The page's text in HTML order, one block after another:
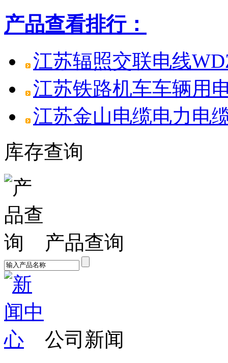
产品查看排行：
江苏辐照交联电线
江苏铁路机车车辆用
江苏金山电缆电力电
库存查询
产品查询
公司新闻